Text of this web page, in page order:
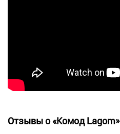
Отзывы о «Комод Lagom»